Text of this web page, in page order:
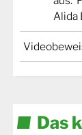
Alida
Das